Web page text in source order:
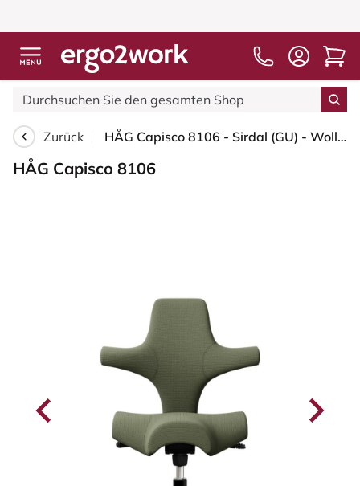
Zurück HÅG Capisco 8106 - Sirdal (GU) - Wolle - SRD960 - Green - Schwarz - 265 mm (Sitzhöhe 53-79cm) - Weiche Rollen für harte Böden
HÅG Capisco 8106